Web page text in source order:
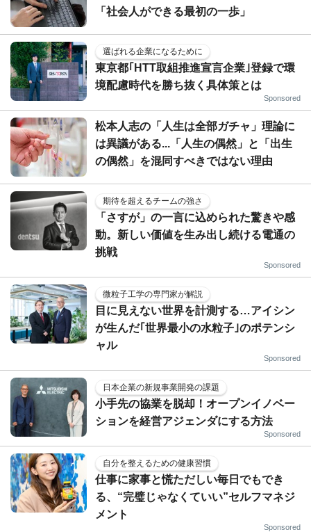
「社会人ができる最初の一歩」
選ばれる企業になるために
東京都｢HTT取組推進宣言企業｣登録で環
境配慮時代を勝ち抜く具体策とは
Sponsored
松本人志の「人生は全部ガチャ」理論に
は異議がある...「人生の偶然」と「出生
の偶然」を混同すべきではない理由
期待を超えるチームの強さ
「さすが」の一言に込められた驚きや感
動。新しい価値を生み出し続ける電通の
挑戦
Sponsored
微粒子工学の専門家が解説
目に見えない世界を計測する…アイシン
が生んだ｢世界最小の水粒子｣のポテンシ
ャル
Sponsored
日本企業の新規事業開発の課題
小手先の協業を脱却！オープンイノベー
ションを経営アジェンダにする方法
Sponsored
自分を整えるための健康習慣
仕事に家事と慌ただしい毎日でもでき
る、“完璧じゃなくていい”セルフマネジ
メント
Sponsored